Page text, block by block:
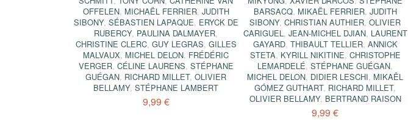
OFFELEN, MICHAËL FERRIER, JUDITH
SIBONY, SÉBASTIEN LAPAQUE, ERYCK DE
RUBERCY, PAULINA DALMAYER,
CHRISTINE CLERC, GUY LEGRAS, GILLES
MALVAUX, MICHEL DELON, FRÉDÉRIC
VERGER, CÉLINE LAURENS, STÉPHANE
GUÉGAN, RICHARD MILLET,OLIVIER
BELLAMY,STÉPHANE LAMBERT
9,99 €
BARSACQ, MIKAËL FERRIER, JUDITH
SIBONY,CHRISTIAN AUTHIER,OLIVIER
CARIGUEL , JEAN-MICHEL DJIAN, LAURENT
GAYARD, THIBAULT TELLIER, ANNICK
STETA, KYRILL NIKITINE, CHRISTOPHE
LEMARDELÉ,STÉPHANE GUÉGAN,
MICHEL DELON, DIDIER LESCHI, MIKAËL
GÓMEZ GUTHART, RICHARD MILLET,
OLIVIER BELLAMY, BERTRAND RAISON
9,99 €